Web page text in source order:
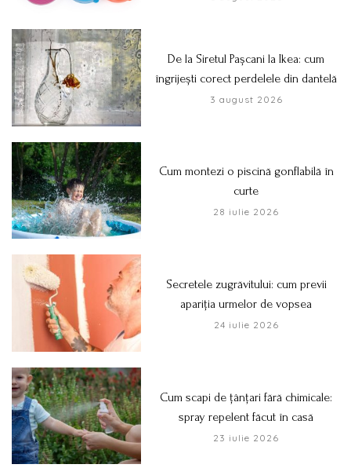
De la Siretul Pașcani la Ikea: cum
îngrijești corect perdelele din dantelă
3 august 2026
Cum montezi o piscină gonflabilă în
curte
28 iulie 2026
Secretele zugrăvitului: cum previi
apariția urmelor de vopsea
24 iulie 2026
Cum scapi de țânțari fără chimicale:
spray repelent făcut în casă
23 iulie 2026